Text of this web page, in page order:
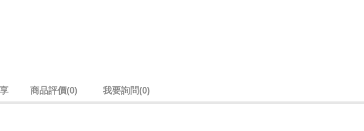
商品評價(0) 我要詢問(0)